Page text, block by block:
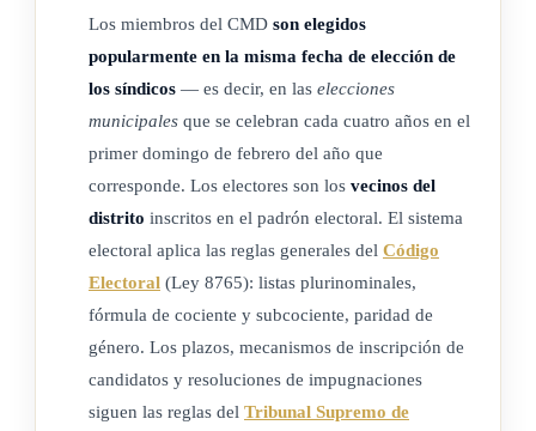
distrito. Por convenio entre partes podrá disponerse una
participación de la municipalidad.
En las participaciones por ley de las municipalidades en el
producto de impuestos nacionales se entenderá que los
concejos participan directa y proporcionalmente, según los
parámetros de reparto de la misma ley o su reglamento.
(Así reformado por el artículo 2° de la ley N° 9208 del 20 de
febrero del 2014)
ARTÍCULO 10
Los miembros del CMD son elegidos
popularmente en la misma fecha de elección de
los síndicos — es decir, en las elecciones
municipales que se celebran cada cuatro años en el
primer domingo de febrero del año que
corresponde. Los electores son los vecinos del
distrito inscritos en el padrón electoral. El sistema
electoral aplica las reglas generales del Código
Electoral (Ley 8765): listas plurinominales,
fórmula de cociente y subcociente, paridad de
género. Los plazos, mecanismos de inscripción de
candidatos y resoluciones de impugnaciones
siguen las reglas del Tribunal Supremo de